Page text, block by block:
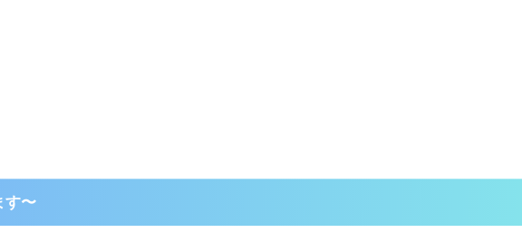
す〜